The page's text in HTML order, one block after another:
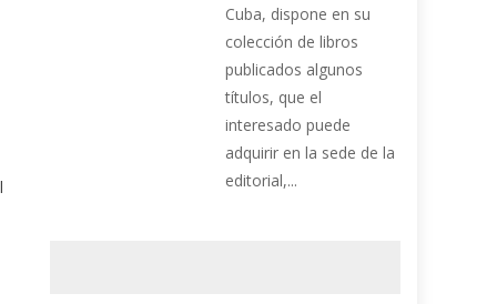
Cuba, dispone en su
colección de libros
publicados algunos
títulos, que el
interesado puede
adquirir en la sede de la
editorial,...